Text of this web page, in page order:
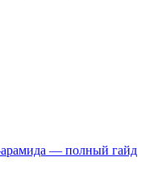
арамида — полный гайд